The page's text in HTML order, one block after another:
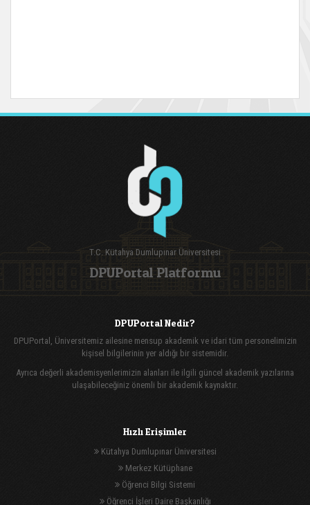
T.C. Kütahya Dumlupınar Üniversitesi
DPUPortal Platformu
DPUPortal Nedir?
DPUPortal, Üniversitemiz ailesine mensup akademik ve idari tüm personelimizin
kişisel bilgilerinin yer aldığı bir sistemidir.
Ayrıca değerli akademisyenlerimizin alanları ile ilgili güncel akademik yazılarına
ulaşabileceğiniz önemli bir akademik kaynaktır.
Hızlı Erişimler
Kütahya Dumlupınar Üniversitesi
Merkez Kütüphane
Öğrenci Bilgi Sistemi
Öğrenci İşleri Daire Başkanlığı